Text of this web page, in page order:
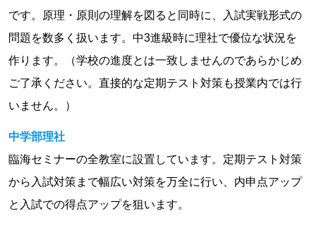
です。原理・原則の理解を図ると同時に、入試実戦形式の
問題を数多く扱います。中3進級時に理社で優位な状況を
作ります。（学校の進度とは一致しませんのであらかじめ
ご了承ください。直接的な定期テスト対策も授業内では行
いません。）
中学部理社
臨海セミナーの全教室に設置しています。定期テスト対策
から入試対策まで幅広い対策を万全に行い、内申点アップ
と入試での得点アップを狙います。